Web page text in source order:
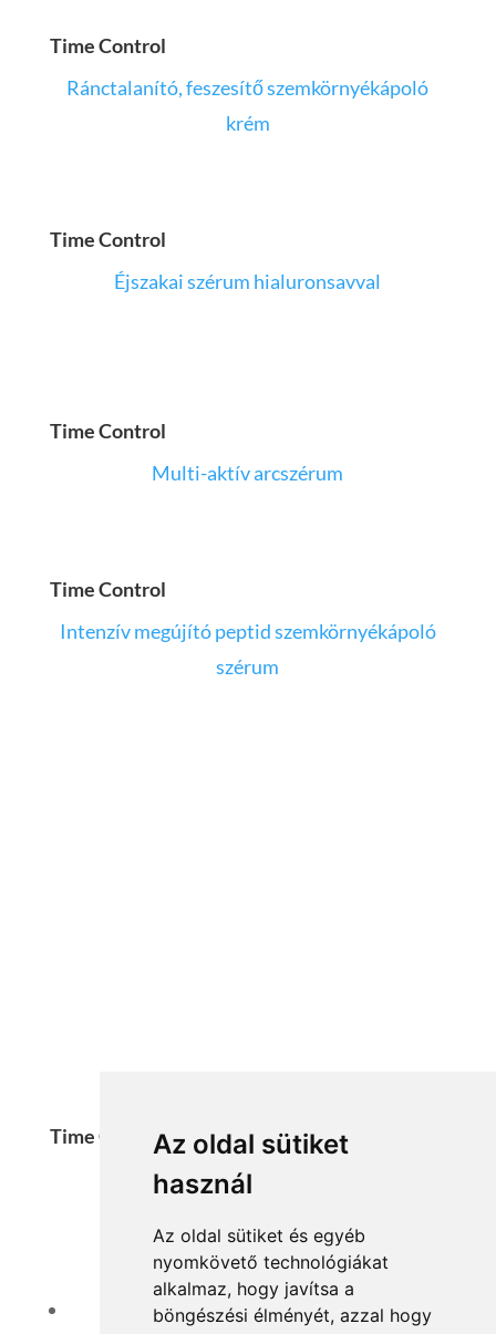
Az oldal sütiket
használ
Az oldal sütiket és egyéb
nyomkövető technológiákat
alkalmaz, hogy javítsa a
böngészési élményét, azzal hogy
Time Control
Ránctalanító, feszesítő szemkörnyékápoló
krém
Time Control
Éjszakai szérum hialuronsavval
Time Control
Multi-aktív arcszérum
Time Control
Intenzív megújító peptid szemkörnyékápoló
szérum
Time Control
Feszesítő iszap maszk
Követés